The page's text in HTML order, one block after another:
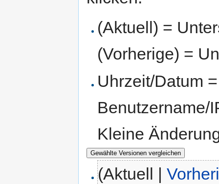
(Aktuell) =
(Vorherige) =
Uhrzeit/Datum
Benutzername/
Kleine
(Aktuell |